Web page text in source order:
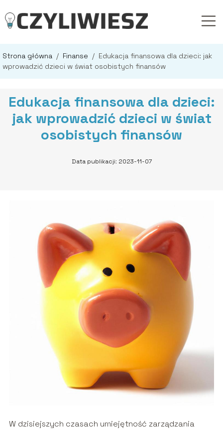
Strona główna / Finanse / Edukacja finansowa dla dzieci: jak
wprowadzić dzieci w świat osobistych finansów
Edukacja finansowa dla dzieci:
jak wprowadzić dzieci w świat
osobistych finansów
Data publikacji: 2023-11-07
W dzisiejszych czasach umiejętność zarządzania